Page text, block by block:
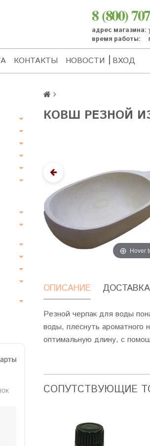
8 (800)
адрес магазина:
время работы:
КОНТАКТЫ НОВОСТИ ВХОД
КОВШ РЕЗНОЙ
Hover
ОПИСАНИЕ ДОСТАВКА
Резной черпак для воды
воды, плеснуть ароматного
оптимальную длину, с
CОПУТСТВУЮЩИЕ